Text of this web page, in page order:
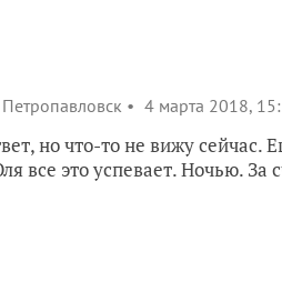
Петропавловск 4 марта 2018,
но что-то не вижу сейчас.
все это успевает. Ночью. За